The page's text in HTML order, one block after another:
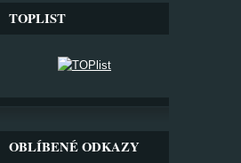
TOPLIST
OBLÍBENÉ ODKAZY